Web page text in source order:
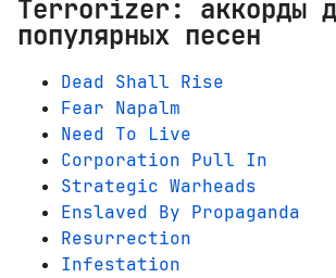
Terrorizer: аккорды
популярных песен
Dead Shall Rise
Fear Napalm
Need To Live
Corporation Pull In
Strategic Warheads
Enslaved By Propaganda
Resurrection
Infestation